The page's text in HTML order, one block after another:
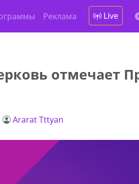
Реклама Live
отмечает
Ararat Tttyan
дом, 571 30 57